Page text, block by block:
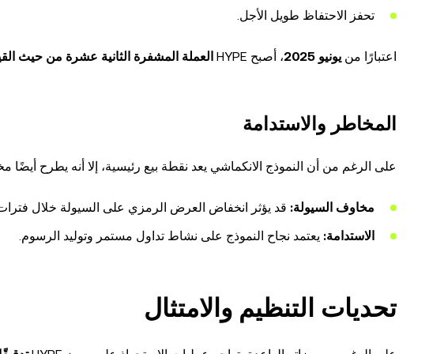
تحفز الاحتفاظ طويل الأجل.
اعتبارًا من يونيو 2025 ، أصبح HYPE العملة المشفرة الثانية عشرة من حيث
المخاطر والاستدامة
على الرغم من أن النموذج الانكماشي يعد نقطة بيع رئيسية، إلا أنه يطرح أيضًا
مخاوف السيولة: قد يؤثر انخفاض العرض الرمزي على السيولة خلال
الاستدامة: يعتمد نجاح النموذج على نشاط تداول مستمر وتوليد الرسوم.
تحديات التنظيم والامتثال